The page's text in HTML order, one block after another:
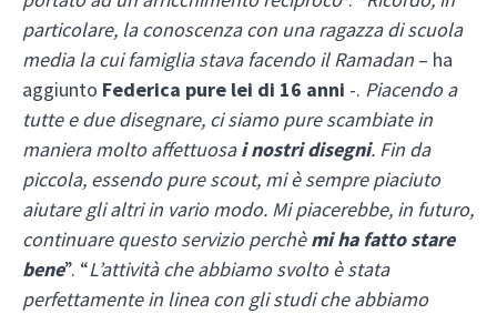
particolare, la conoscenza con una ragazza di scuola
media la cui famiglia stava facendo il Ramadan – ha
aggiunto Federica pure lei di 16 anni -. Piacendo a
tutte e due disegnare, ci siamo pure scambiate in
maniera molto affettuosai nostri disegni. Fin da
piccola, essendo pure scout, mi è sempre piaciuto
aiutare gli altri in vario modo. Mi piacerebbe, in futuro,
continuare questo servizio perchèmi ha fatto stare
bene”. “L’attività che abbiamo svolto è stata
perfettamente in linea con gli studi che abbiamo